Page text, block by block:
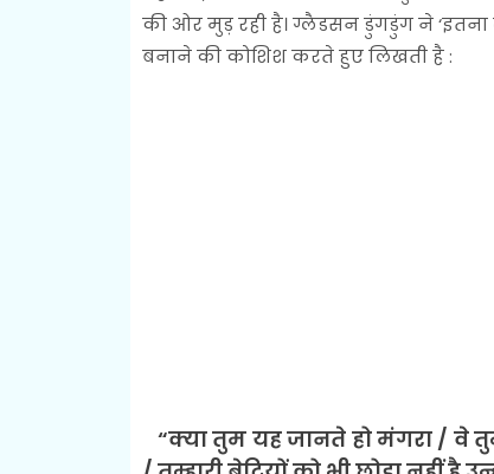
की ओर मुड़ रही है। ग्लैडसन डुंगडुंग ने
बनाने की कोशिश करते हुए लिखती है :
“क्या तुम यह जानते हो मंगरा / वे